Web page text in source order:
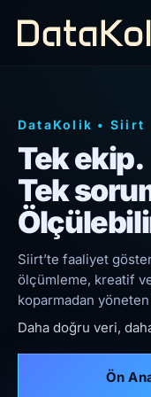
DataKolik • Siirt
Tek ekip.
Tek
Siirt’te faaliyet
ölçümleme, kreatif
koparmadan
Daha doğru veri,
Ön